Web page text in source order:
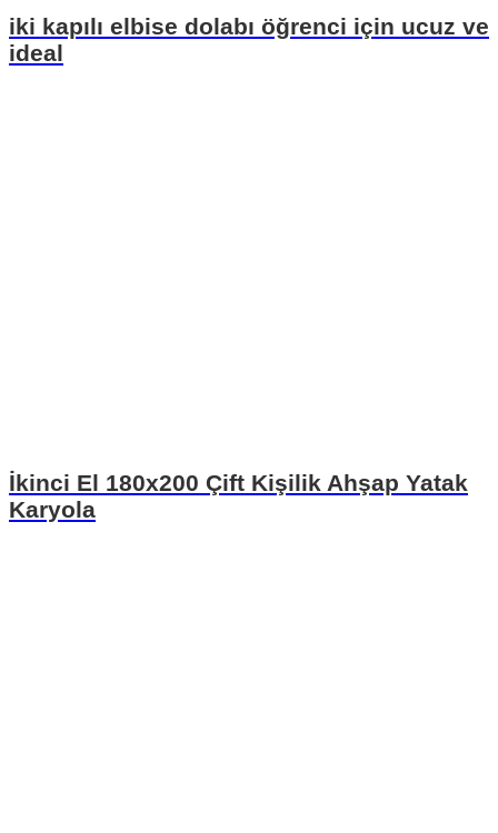
iki kapılı elbise dolabı öğrenci için ucuz ve
ideal
İkinci El 180x200 Çift Kişilik Ahşap Yatak
Karyola